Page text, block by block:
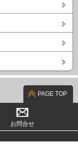
PAGE TOP
お問合せ